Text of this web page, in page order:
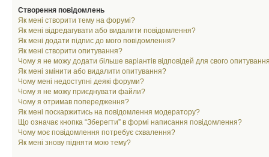
Створення повідомлень
Як мені створити тему на форумі?
Як мені відредагувати або видалити повідомлення?
Як мені додати підпис до мого повідомлення?
Як мені створити опитування?
Чому я не можу додати більше варіантів відповідей для свого
Як мені змінити або видалити опитування?
Чому мені недоступні деякі форуми?
Чому я не можу приєднувати файли?
Чому я отримав попередження?
Як мені поскаржитись на повідомлення модератору?
Що означає кнопка “Зберегти” в формі написання повідомлення?
Чому моє повідомлення потребує схвалення?
Як мені знову підняти мою тему?